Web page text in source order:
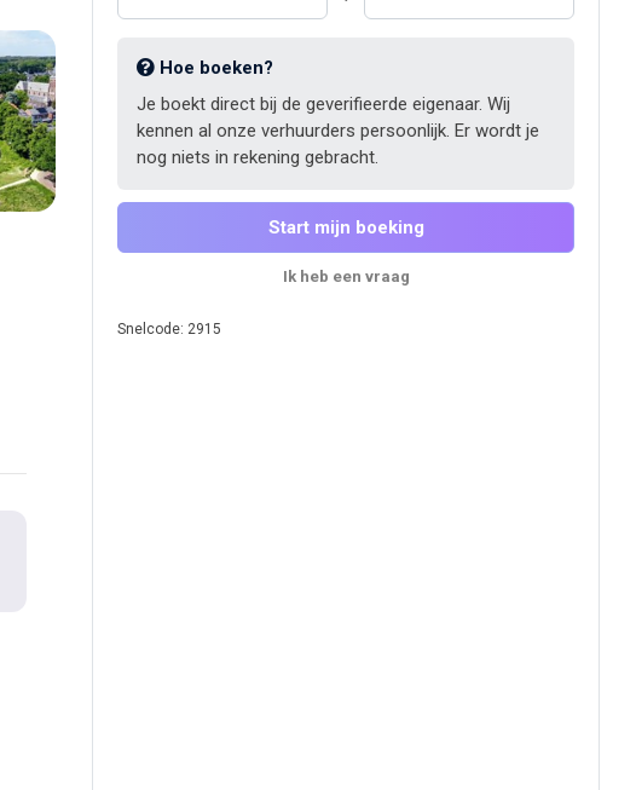
Hoe boeken?
Je boekt direct bij de geverifieerde eigenaar. Wij
kennen al onze verhuurders persoonlijk. Er wordt je
nog niets in rekening gebracht.
Start mijn boeking
Ik heb een vraag
Snelcode: 2915